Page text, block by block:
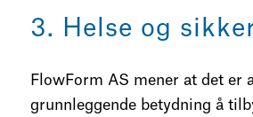
3. Helse og
FlowForm AS mener at det er
grunnleggende betydning å